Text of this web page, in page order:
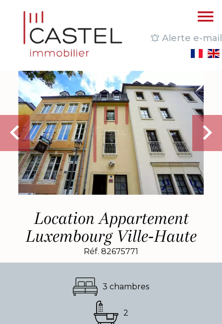
Alerte e-mail
Location Appartement
Luxembourg Ville-Haute
Réf. 82675771
3 chambres
2